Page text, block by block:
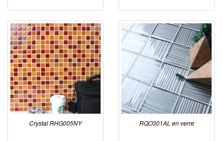
Crystal RHG005NY RQO301AL en verre